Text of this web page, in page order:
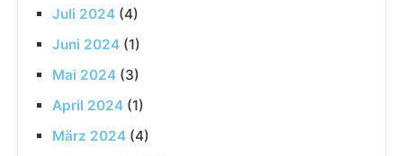
Juli 2024 (4)
Juni 2024 (1)
Mai 2024 (3)
April 2024 (1)
März 2024 (4)